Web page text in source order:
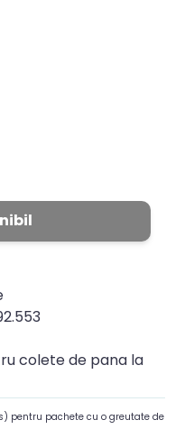
colete de pana la
pentru pachete cu o greutate de